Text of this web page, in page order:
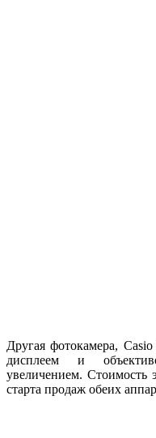
Другая фотокамера,
дисплеем и
увеличением. Стоимость
старта продаж обеих